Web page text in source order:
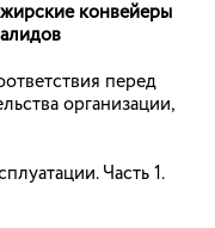
Алексея
в режиме
стали
с правом
конвейеры
перед
организации,
Часть 1.